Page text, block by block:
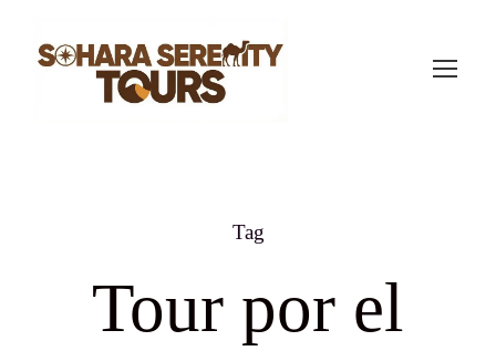
Tag
Tour por el